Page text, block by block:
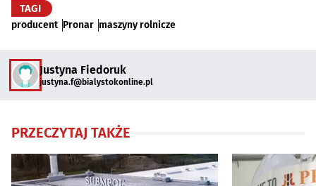
TAGI
producent Pronar maszyny rolnicze
Justyna Fiedoruk
justyna.f@bialystokonline.pl
PRZECZYTAJ TAKŻE